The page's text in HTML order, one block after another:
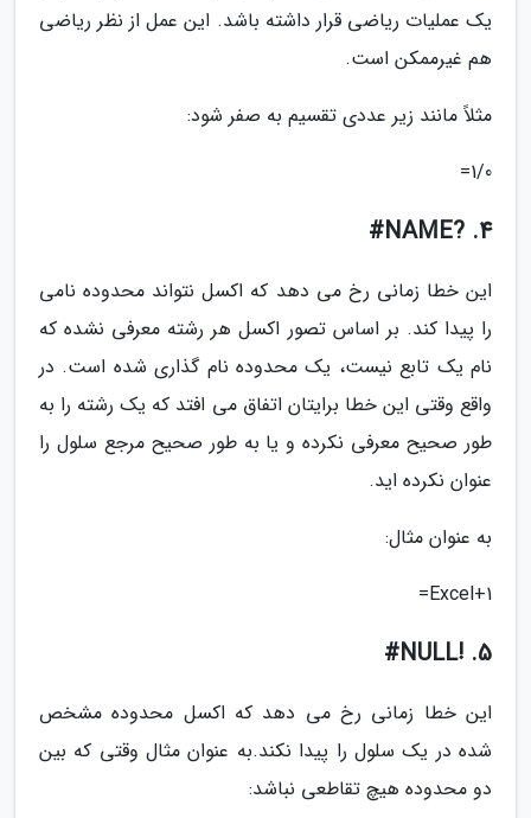
یک عملیات ریاضی قرار داشته باشد. این عمل از نظر ریاضی
هم غیرممکن است.
مثلاً مانند زیر عددی تقسیم به صفر شود:
1/0=
4. ?NAME#
این خطا زمانی رخ می دهد که اکسل نتواند محدوده نامی
را پیدا کند. بر اساس تصور اکسل هر رشته معرفی نشده که
نام یک تابع نیست، یک محدوده نام گذاری شده است. در
واقع وقتی این خطا برایتان اتفاق می افتد که یک رشته را به
طور صحیح معرفی نکرده و یا به طور صحیح مرجع سلول را
عنوان نکرده اید.
به عنوان مثال:
Excel+1=
5. !NULL#
این خطا زمانی رخ می دهد که اکسل محدوده مشخص
شده در یک سلول را پیدا نکند.به عنوان مثال وقتی که بین
دو محدوده هیچ تقاطعی نباشد: